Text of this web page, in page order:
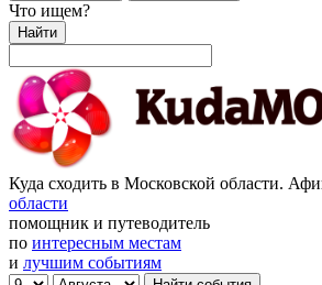
Что ищем?
Найти
Куда сходить в Московской области.
области
помощник и путеводитель
по интересным местам
и лучшим событиям